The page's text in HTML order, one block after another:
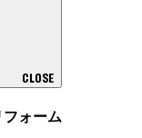
CLOSE
ォーム